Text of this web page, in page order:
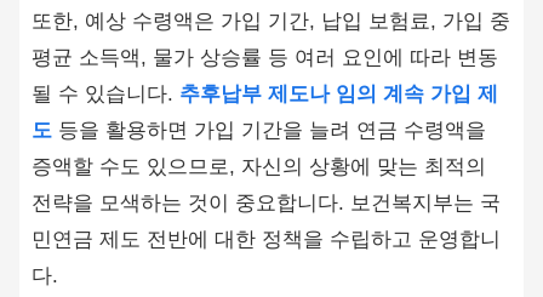
또한, 예상 수령액은 가입 기간, 납입 보험료, 가입 중
평균 소득액, 물가 상승률 등 여러 요인에 따라 변동
될 수 있습니다. 추후납부 제도나 임의 계속 가입 제
도등을 활용하면 가입 기간을 늘려 연금 수령액을
증액할 수도 있으므로, 자신의 상황에 맞는 최적의
전략을 모색하는 것이 중요합니다. 보건복지부는 국
민연금 제도 전반에 대한 정책을 수립하고 운영합니
다.